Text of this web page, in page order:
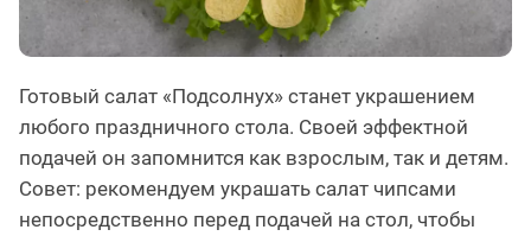
Готовый салат «Подсолнух» станет украшением
любого праздничного стола. Своей эффектной
подачей он запомнится как взрослым, так и детям.
Совет: рекомендуем украшать салат чипсами
непосредственно перед подачей на стол, чтобы